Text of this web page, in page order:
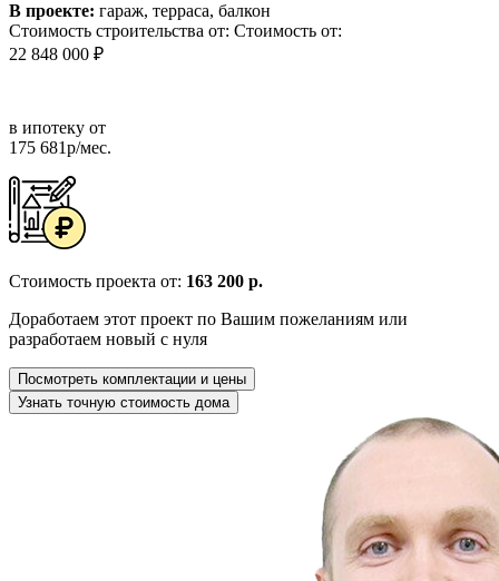
В проекте: гараж, терраса, балкон
Стоимость строительства от: Стоимость от:
22 848 000 ₽
в ипотеку от
175 681р/мес.
Стоимость проекта от: 163 200 р.
Доработаем этот проект по Вашим пожеланиям или
разработаем новый с нуля
Посмотреть комплектации и цены
Узнать точную стоимость дома